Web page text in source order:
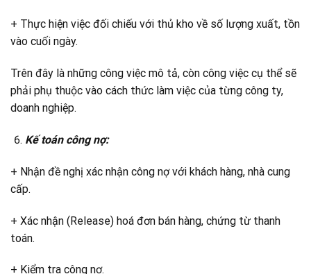
+ Thực hiện việc đối chiếu với thủ kho về số lượng xuất, tồn
vào cuối ngày.
Trên đây là những công việc mô tả, còn công việc cụ thể sẽ
phải phụ thuộc vào cách thức làm việc của từng công ty,
doanh nghiệp.
Kế toán công nợ:
+ Nhận đề nghị xác nhận công nợ với khách hàng, nhà cung
cấp.
+ Xác nhận (Release) hoá đơn bán hàng, chứng từ thanh
toán.
+ Kiểm tra công nợ.